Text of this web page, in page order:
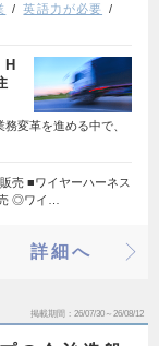
英語力が必要
変革を進める中で、
売 ■ワイヤーハーネス
◎ワイ…
詳細へ
掲載期間 26/07/30～26/08/12